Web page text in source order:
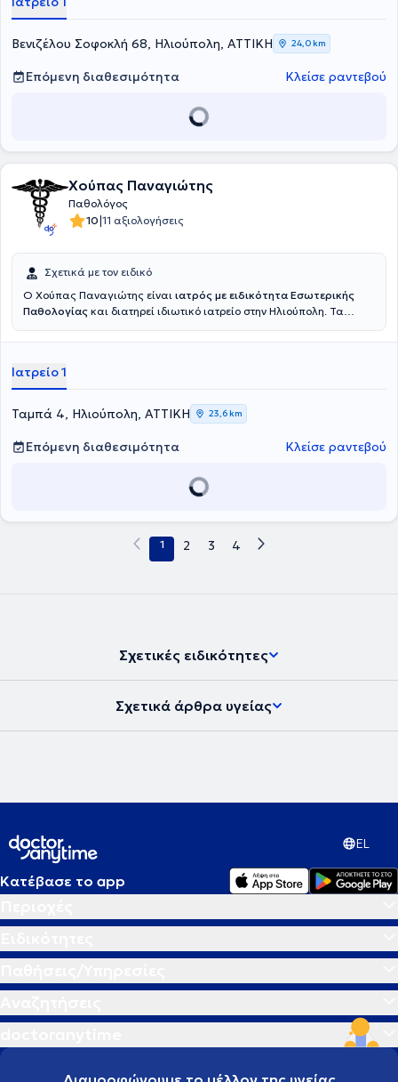
Βενιζέλου Σοφοκλή 68, Ηλιούπολη, ΑΤΤΙΚΗ 24,0 km
Επόμενη διαθεσιμότητα Κλείσε ραντεβού
Χούπας Παναγιώτης
Παθολόγος
10|11 αξιολογήσεις
Σχετικά με τον ειδικό
O Χούπας Παναγιώτης είναι ιατρός με ειδικότητα Εσωτερικής
Παθολογίας και διατηρεί ιδιωτικό ιατρείο στην Ηλιούπολη. Τα
νοσολογίας, με παράλληλη έμφαση στην πρόληψη. Σπούδασε στην
Μπενάκειο» (Ν.Ε.Ε.Σ) και έχει δεκαετίες κλινικής εμπειρίας στο
ελεύθερο επάγγελμα. Είναι σύμβουλος ιδιωτικών ασφαλιστικών
εταιρειών, τόσο στον τομέα της εκτίμησης κινδύνου, όσο και σε
εκείνον των αποζημιώσεων, και μέλος του Ειδικού Σώματος Ιατρών
του ΕΦΚΑ με αρμοδιότητες στις υγειονομικές επιτροπές των ΚΕΠΑ
(Κέντρων Πιστοποίησης Αναπηρίας). Λόγω της φύσης των
γενικότερων επιστημονικών αναζητήσεών του, έχει ασχοληθεί
Ιατρικής, τη Βιοηθική και την Ιατρική Δεοντολογία. Είναι απόφοιτος
του Προγράμματος Μεταπτυχιακών Σπουδών «Ιστορία, Ηθική και
μικρές ιστορίες». (Εναλλακτικές εκδόσεις, Ιούλιος 2024, ISBN: 978-
960-427-253-2). Έχει δεκάδες εργασίες και ανακοινώσεις σε
ελληνικά και διεθνή ιατρικά περιοδικά και συνέδρια.Η πλέον
of COVID-19 outcome using Artificial Intelligence Techniques and
only six hematological indices”. Αρθρογραφεί ανελλιπώς σε γραπτό
Ιατρείο 1
Ταμπά 4, Ηλιούπολη, ΑΤΤΙΚΗ 23,6 km
Επόμενη διαθεσιμότητα Κλείσε ραντεβού
1 2 3 4
Σχετικές ειδικότητες
Σχετικά άρθρα υγείας
EL
Κατέβασε το app